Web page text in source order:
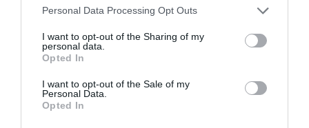
Please note that this website/app uses one or more Google
not limited to your visit or usage behaviour. You may click to
grant or deny consent to Google and its third-party tags to
use your data for below specified purposes in below Google
consent section.
Personal Data Processing Opt Outs
I want to opt-out of the Sharing of my
personal data.
Opted In
I want to opt-out of the Sale of my
Personal Data.
Opted In
Η Καλλιμάνη θύμωσε με θεατή που της
πέταξε λουλούδια: Του τα επέστρεψε στο
κεφάλι [vid]
ΙΩΑΝΝΑ ΚΑΡΑ